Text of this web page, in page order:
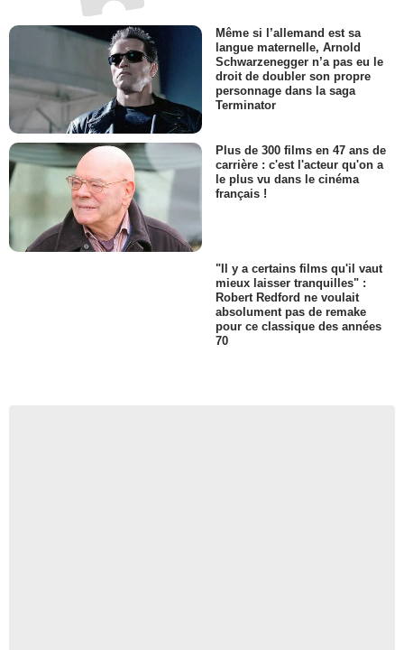
Même si l’allemand est sa
langue maternelle, Arnold
Schwarzenegger n’a pas eu le
droit de doubler son propre
personnage dans la saga
Terminator
Plus de 300 films en 47 ans de
carrière : c'est l'acteur qu'on a
le plus vu dans le cinéma
français !
"Il y a certains films qu'il vaut
mieux laisser tranquilles" :
Robert Redford ne voulait
absolument pas de remake
pour ce classique des années
70